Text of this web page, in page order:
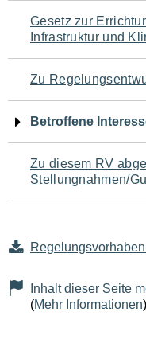
Navigation
für
den
Seiteninhalt
Gesetz zur
Infrastruktur und
Zu
Betroffene
Zu diesem RV
Stellungnahmen/
Inhalt dieser Seite
(Mehr Informationen)